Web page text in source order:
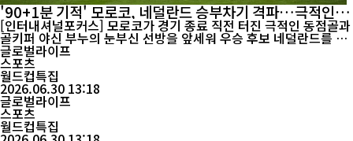
'90+1분 기적' 모로코, 네덜란드 승부차기 격파…극적인 1
6강 드라마
[인터내셔널포커스] 모로코가 경기 종료 직전 터진 극적인 동점골과
골키퍼 야신 부누의 눈부신 선방을 앞세워 우승 후보 네덜란드를 꺾
고 2026 FIFA 북중미 월드컵 16강 진출에 성공했다. 모로코는 30일
(한국시간) 열린 월드컵 32강전에서 연장전까지 1-1로 비긴 뒤 승부
차기에서 3-2로 승리하며 토너먼트 생존에 성공했다. 경기 내내 주
도권을 잡고도 선제골을 허용했지만 끝까지 포기하지 ...
글로벌라이프
스포츠
월드컵특집
2026.06.30 13:18
글로벌라이프
스포츠
월드컵특집